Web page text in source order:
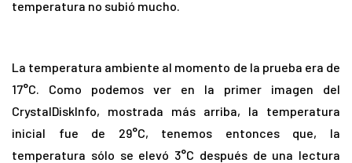
temperatura no subió mucho.
La temperatura ambiente al momento de la prueba era de
17°C. Como podemos ver en la primer imagen del
CrystalDiskInfo, mostrada más arriba, la temperatura
inicial fue de 29°C, tenemos entonces que, la
temperatura sólo se elevó 3°C después de una lectura